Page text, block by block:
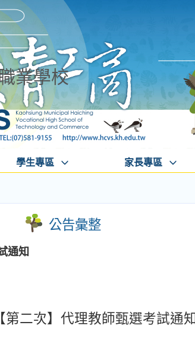
業學校
學生專區 家長專區
公告彙整
通知
二次】代理教師甄選考試通